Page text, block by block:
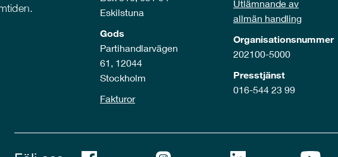
Eskilstuna
Gods
Partihandlarvägen
61, 12044
Stockholm
Fakturor
Utlämnande av
allmän handling
Organisationsnummer
202100-5000
Presstjänst
016-544 23 99